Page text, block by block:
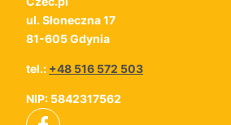
ul. Słoneczna 17
81-605 Gdynia
tel.: +48 516 572 503
NIP: 5842317562